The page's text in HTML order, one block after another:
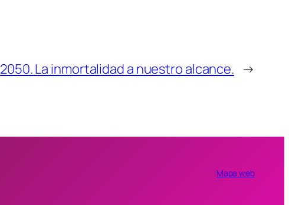
2050. La inmortalidad a nuestro alcance. →
Mapa web